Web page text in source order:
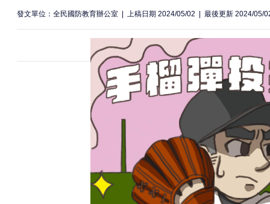
發文單位：全民國防教育辦公室 上稿日期 2024/05/02 最後更新 2024/05/